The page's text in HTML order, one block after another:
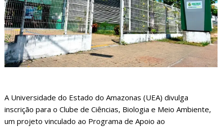
A Universidade do Estado do Amazonas (UEA) divulga
inscrição para o Clube de Ciências, Biologia e Meio Ambiente,
um projeto vinculado ao Programa de Apoio ao